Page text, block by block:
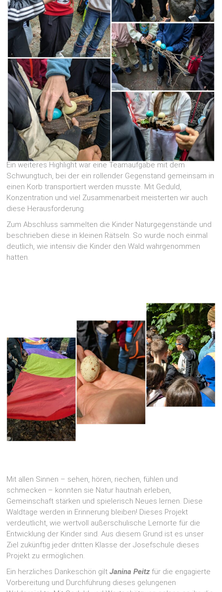
Ein weiteres Highlight war eine Teamaufgabe mit dem
Schwungtuch, bei der ein rollender Gegenstand gemeinsam in
einen Korb transportiert werden musste. Mit Geduld,
Konzentration und viel Zusammenarbeit meisterten wir auch
diese Herausforderung.
Zum Abschluss sammelten die Kinder Naturgegenstände und
beschrieben diese in kleinen Rätseln. So wurde noch einmal
deutlich, wie intensiv die Kinder den Wald wahrgenommen
hatten.
Mit allen Sinnen – sehen, hören, riechen, fühlen und
schmecken – konnten sie Natur hautnah erleben,
Gemeinschaft stärken und spielerisch Neues lernen. Diese
Waldtage werden in Erinnerung bleiben! Dieses Projekt
verdeutlicht, wie wertvoll außerschulische Lernorte für die
Entwicklung der Kinder sind. Aus diesem Grund ist es unser
Ziel zukünftig jeder dritten Klasse der Josefschule dieses
Projekt zu ermöglichen.
Ein herzliches Dankeschön giltJanina Peitz für die engagierte
Vorbereitung und Durchführung dieses gelungenen